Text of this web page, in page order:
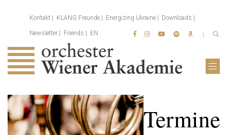
Kontakt KLANG Freunde Energizing Ukraine Downloads
Newsletter Friends EN
Termine